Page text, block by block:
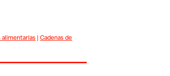
alimentarias |Cadenas de